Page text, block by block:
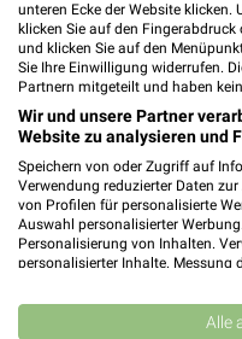
MEHR
weekli -
Alle PENNY Angebote
weekli
✔Standortgenaue
unteren Ecke der Website
klicken Sie auf den
und klicken Sie auf den
Sie Ihre Einwilligung widerrufen.
Partnern mitgeteilt und haben
Wir und unsere Partner
Website zu analysieren und
Speichern von oder Zugriff auf
Verwendung reduzierter Daten
von Profilen für personalisierte
Auswahl personalisierter
Personalisierung von Inhalten.
personalisierter Inhalte. Messung
Kombinationen von Daten aus
Verbesserung der Angebote.Alle